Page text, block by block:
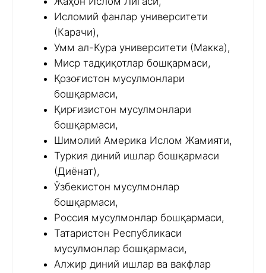
Исломий фанлар университети
(Карачи),
Умм ал-Кура университети (Макка),
Миср тадқиқотлар бошқармаси,
Қозоғистон мусулмонлари
бошқармаси,
Қирғизистон мусулмонлари
бошқармаси,
Шимолий Америка Ислом Жамияти,
Туркия диний ишлар бошқармаси
(Диёнат),
Ўзбекистон мусулмонлар
бошқармаси,
Россия мусулмонлар бошқармаси,
Татаристон Республикаси
мусулмонлар бошқармаси,
Алжир диний ишлар ва вакфлар